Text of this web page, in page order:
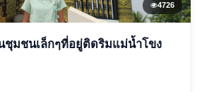
4726
ชุมชนเล็กๆที่อยู่ติดริมแม่น้ำโขง